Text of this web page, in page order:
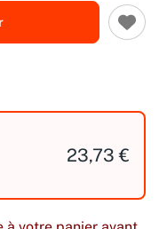
23,73 €